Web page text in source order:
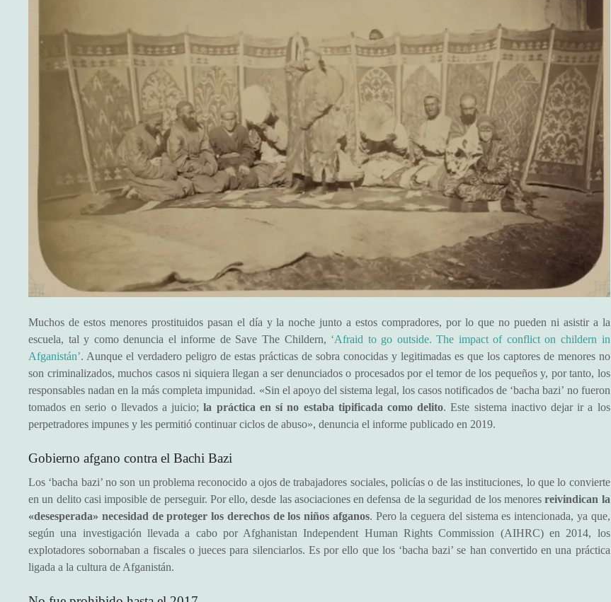
Muchos de estos menores prostituidos pasan el día y la noche junto a estos compradores, por lo que no pueden ni asistir a la
escuela, tal y como denuncia el informe de Save The Childern, ‘Afraid to go outside. The impact of conflict on childern in
Afganistán’. Aunque el verdadero peligro de estas prácticas de sobra conocidas y legitimadas es que los captores de menores no
son criminalizados, muchos casos ni siquiera llegan a ser denunciados o procesados por el temor de los pequeños y, por tanto, los
responsables nadan en la más completa impunidad. «Sin el apoyo del sistema legal, los casos notificados de ‘bacha bazi’ no fueron
tomados en serio o llevados a juicio;la práctica en sí no estaba tipificada como delito. Este sistema inactivo dejar ir a los
perpetradores impunes y les permitió continuar ciclos de abuso», denuncia el informe publicado en 2019.
Gobierno afgano contra el Bachi Bazi
Los ‘bacha bazi’ no son un problema reconocido a ojos de trabajadores sociales, policías o de las instituciones, lo que lo convierte
en un delito casi imposible de perseguir. Por ello, desde las asociaciones en defensa de la seguridad de los menores reivindican la
«desesperada» necesidad de proteger los derechos de los niños afganos. Pero la ceguera del sistema es intencionada, ya que,
según una investigación llevada a cabo por Afghanistan Independent Human Rights Commission (AIHRC) en 2014, los
explotadores sobornaban a fiscales o jueces para silenciarlos. Es por ello que los ‘bacha bazi’ se han convertido en una práctica
ligada a la cultura de Afganistán.